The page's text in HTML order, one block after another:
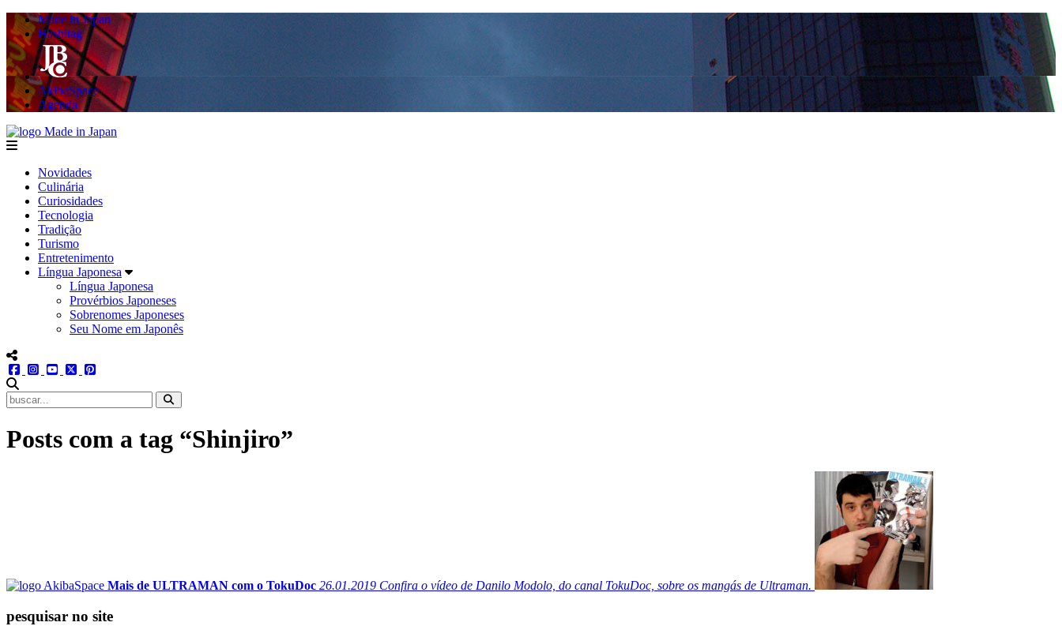
Made in Japan
Hashitag
AkibaSpace
Agenda
menu
Novidades
Culinária
Curiosidades
Tecnologia
Tradição
Turismo
Entretenimento
Língua Japonesa
Língua Japonesa
Provérbios Japoneses
Sobrenomes Japoneses
Seu Nome em Japonês
menu redes social
facebookinstagram
youtube
twitter
Posts com a tag “Shinjiro”
Mais de ULTRAMAN com o TokuDoc 26.01.2019 Confira o vídeo de Danilo Modolo, do canal TokuDoc, sobre os mangás de Ultraman.
pesquisar no site